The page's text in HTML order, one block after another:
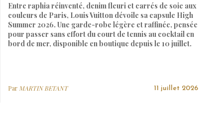
Entre raphia réinventé, denim fleuri et carrés de soie aux
couleurs de Paris, Louis Vuitton dévoile sa capsule High
Summer 2026. Une garde-robe légère et raffinée, pensée
pour passer sans effort du court de tennis au cocktail en
bord de mer, disponible en boutique depuis le 10 juillet.
Par MARTIN BETANT 11 juillet 2026